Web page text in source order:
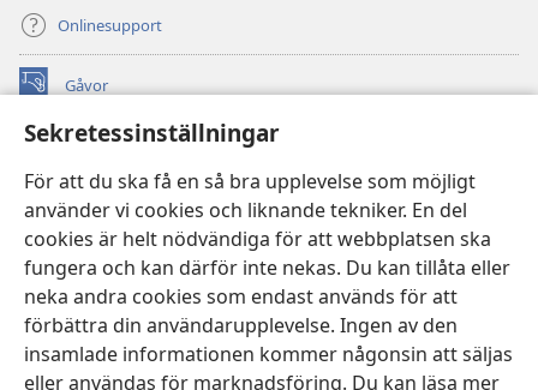
Sekretessinställningar
För att du ska få en så bra upplevelse som möjligt
använder vi cookies och liknande tekniker. En del
cookies är helt nödvändiga för att webbplatsen ska
fungera och kan därför inte nekas. Du kan tillåta eller
neka andra cookies som endast används för att
förbättra din användarupplevelse. Ingen av den
insamlade informationen kommer någonsin att säljas
eller användas för marknadsföring. Du kan läsa mer
Onlinesupport
Gåvor
(öppnar
fönster) Watchtower ONLINE LIBRARY™
nytt
fönster)JW Hub ®
(öppnar
nytt
fönster)JW Library
Watchtower Library